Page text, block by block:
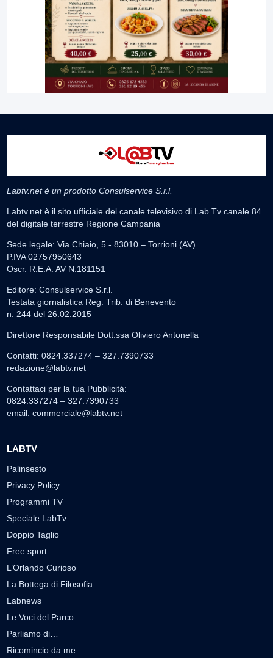
Labtv.net è un prodotto Consulservice S.r.l.
Labtv.net è il sito ufficiale del canale televisivo di Lab Tv canale 84
del digitale terrestre Regione Campania
Sede legale: Via Chiaio, 5 - 83010 – Torrioni (AV)
P.IVA 02757950643
Oscr. R.E.A. AV N.181151
Editore: Consulservice S.r.l.
Testata giornalistica Reg. Trib. di Benevento
n. 244 del 26.02.2015
Direttore Responsabile Dott.ssa Oliviero Antonella
Contatti: 0824.337274 – 327.7390733
redazione@labtv.net
Contattaci per la tua Pubblicità:
0824.337274 – 327.7390733
email: commerciale@labtv.net
LABTV
Palinsesto
Privacy Policy
Programmi TV
Speciale LabTv
Doppio Taglio
Free sport
L’Orlando Curioso
La Bottega di Filosofia
Labnews
Le Voci del Parco
Parliamo di…
Ricomincio da me